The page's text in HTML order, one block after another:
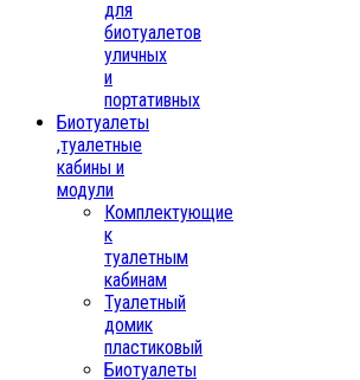
для
биотуалетов
уличных
и
портативных
Биотуалеты
,туалетные
кабины и
модули
Комплектующие
к
туалетным
кабинам
Туалетный
домик
пластиковый
Биотуалеты